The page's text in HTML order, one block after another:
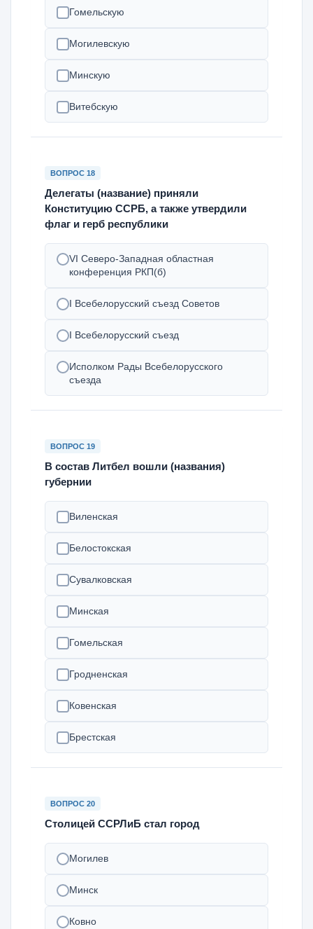
Гомельскую
Могилевскую
Минскую
Витебскую
ВОПРОС 18
Делегаты (название) приняли
Конституцию ССРБ, а также утвердили
флаг и герб республики
VI Северо-Западная областная
конференция РКП(б)
I Всебелорусский съезд Советов
I Всебелорусский съезд
Исполком Рады Всебелорусского
съезда
ВОПРОС 19
В состав Литбел вошли (названия)
губернии
Виленская
Белостокская
Сувалковская
Минская
Гомельская
Гродненская
Ковенская
Брестская
ВОПРОС 20
Столицей ССРЛиБ стал город
Могилев
Минск
Ковно